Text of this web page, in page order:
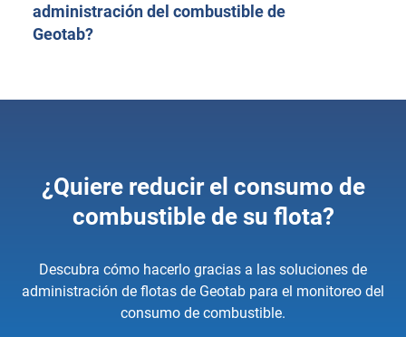
administración del combustible de
Geotab?
¿Quiere reducir el consumo de
combustible de su flota?
Descubra cómo hacerlo gracias a las soluciones de
administración de flotas de Geotab para el monitoreo del
consumo de combustible.